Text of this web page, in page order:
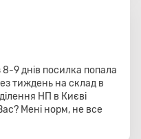
9 днів посилка попала
тиждень на склад в
НП в Києві
Мені норм, не все